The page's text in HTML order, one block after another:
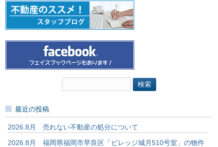
最近の投稿
2026.8月 売れない不動産の処分について
2026.8月 福岡県福岡市早良区「ビレッジ城月510号室」の物件